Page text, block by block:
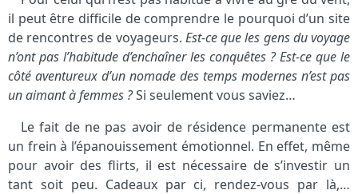
il peut être difficile de comprendre le pourquoi d’un site
de rencontres de voyageurs. Est-ce que les gens du voyage
n’ont pas l’habitude d’enchaîner les conquêtes ? Est-ce que le
côté aventureux d’un nomade des temps modernes n’est pas
un aimant à femmes ?Si seulement vous saviez…
Le fait de ne pas avoir de résidence permanente est
un frein à l’épanouissement émotionnel. En effet, même
pour avoir des flirts, il est nécessaire de s’investir un
tant soit peu. Cadeaux par ci, rendez-vous par là,…